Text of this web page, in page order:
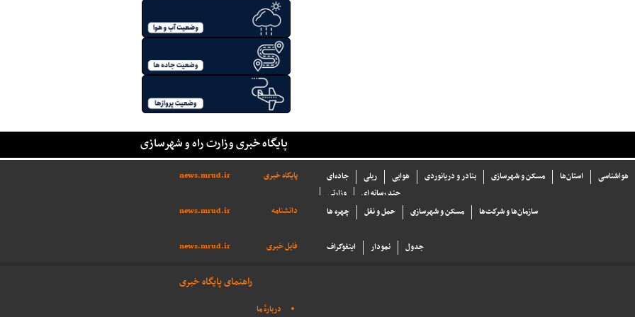
پایگاه خبری وزارت راه و شهرسازی
پایگاه خبری news.mrud.ir جاده‌ای ریلی هوایی بنادر و دریانوردی مسکن و شهرسازی استان‌ها
هواشناسی
وزارتی
چند رسانه ای
دانشنامه
news.mrud.ir چهره ها حمل و نقل مسکن و شهرسازی سازما‌ن‌ها و شركت‌ها
فایل خبری news.mrud.ir اینفوگراف نمودار جدول
راهنمای پایگاه خبری
دربارهٔ ما